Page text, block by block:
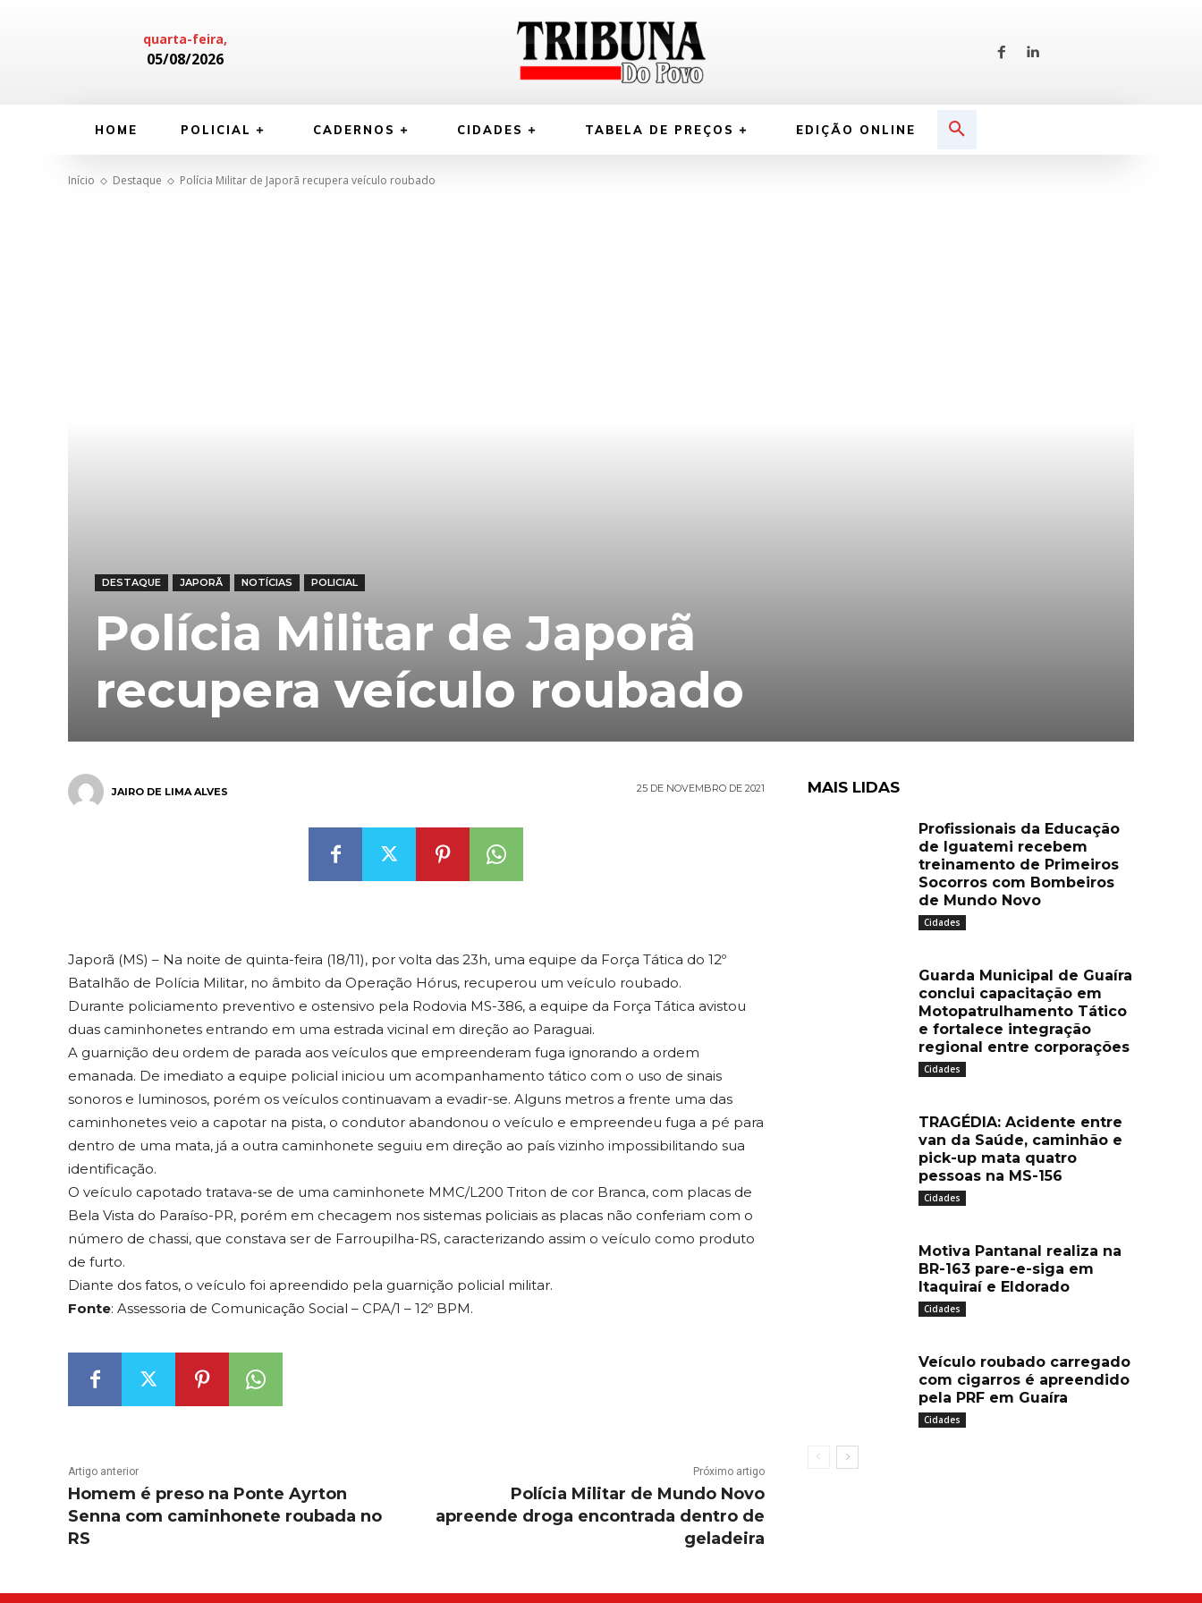
quarta-feira,
05/08/2026
HOME POLICIAL CADERNOS CIDADES TABELA DE PREÇOS EDIÇÃO ONLINE
Início Destaque Polícia Militar de Japorã recupera veículo roubado
DESTAQUE JAPORÃ NOTÍCIAS POLICIAL
Polícia Militar de Japorã
recupera veículo roubado
JAIRO DE LIMA ALVES 25 DE NOVEMBRO DE 2021
Japorã (MS) – Na noite de quinta-feira (18/11), por volta das 23h, uma equipe da Força Tática do 12º
Batalhão de Polícia Militar, no âmbito da Operação Hórus, recuperou um veículo roubado.
Durante policiamento preventivo e ostensivo pela Rodovia MS-386, a equipe da Força Tática avistou
duas caminhonetes entrando em uma estrada vicinal em direção ao Paraguai.
A guarnição deu ordem de parada aos veículos que empreenderam fuga ignorando a ordem
emanada. De imediato a equipe policial iniciou um acompanhamento tático com o uso de sinais
sonoros e luminosos, porém os veículos continuavam a evadir-se. Alguns metros a frente uma das
caminhonetes veio a capotar na pista, o condutor abandonou o veículo e empreendeu fuga a pé para
dentro de uma mata, já a outra caminhonete seguiu em direção ao país vizinho impossibilitando sua
identificação.
O veículo capotado tratava-se de uma caminhonete MMC/L200 Triton de cor Branca, com placas de
Bela Vista do Paraíso-PR, porém em checagem nos sistemas policiais as placas não conferiam com o
número de chassi, que constava ser de Farroupilha-RS, caracterizando assim o veículo como produto
de furto.
Diante dos fatos, o veículo foi apreendido pela guarnição policial militar.
Fonte: Assessoria de Comunicação Social – CPA/1 – 12º BPM.
Artigo anterior
Homem é preso na Ponte Ayrton
Senna com caminhonete roubada no
RS
Próximo artigo
Polícia Militar de Mundo Novo
apreende droga encontrada dentro de
geladeira
MAIS LIDAS
Profissionais da Educação
de Iguatemi recebem
treinamento de Primeiros
Socorros com Bombeiros
de Mundo Novo
Cidades
Guarda Municipal de Guaíra
conclui capacitação em
Motopatrulhamento Tático
e fortalece integração
regional entre corporações
Cidades
TRAGÉDIA: Acidente entre
van da Saúde, caminhão e
pick-up mata quatro
pessoas na MS-156
Cidades
Motiva Pantanal realiza na
BR-163 pare-e-siga em
Itaquiraí e Eldorado
Cidades
Veículo roubado carregado
com cigarros é apreendido
pela PRF em Guaíra
Cidades